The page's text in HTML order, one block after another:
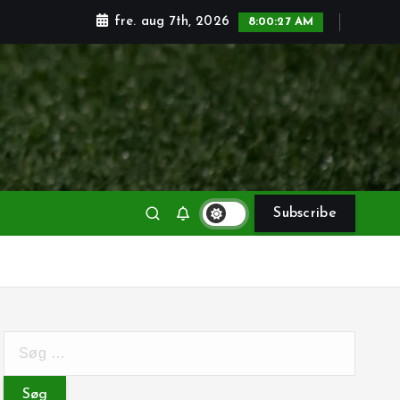
fre. aug 7th, 2026 8:00:28 AM
Subscribe